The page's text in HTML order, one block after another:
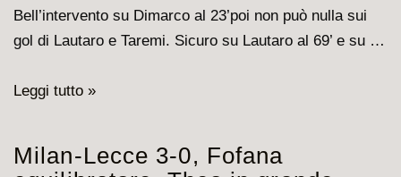
Bell’intervento su Dimarco al 23’poi non può nulla sui
gol di Lautaro e Taremi. Sicuro su Lautaro al 69’ e su …
E’
detto
Leggi tutto »
Milan-Lecce 3-0, Fofana